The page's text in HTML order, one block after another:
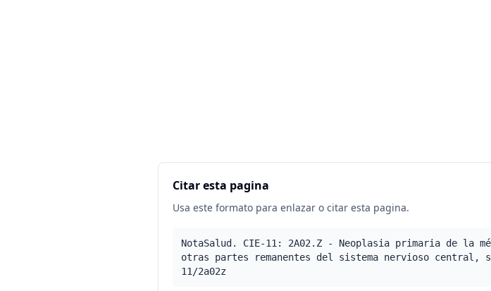
Citar esta pagina
Usa este formato para enlazar o citar esta pagina.
NotaSalud. CIE-11: 2A02.Z - Neoplasia primaria de la
otras partes remanentes del sistema nervioso
11/2a02z